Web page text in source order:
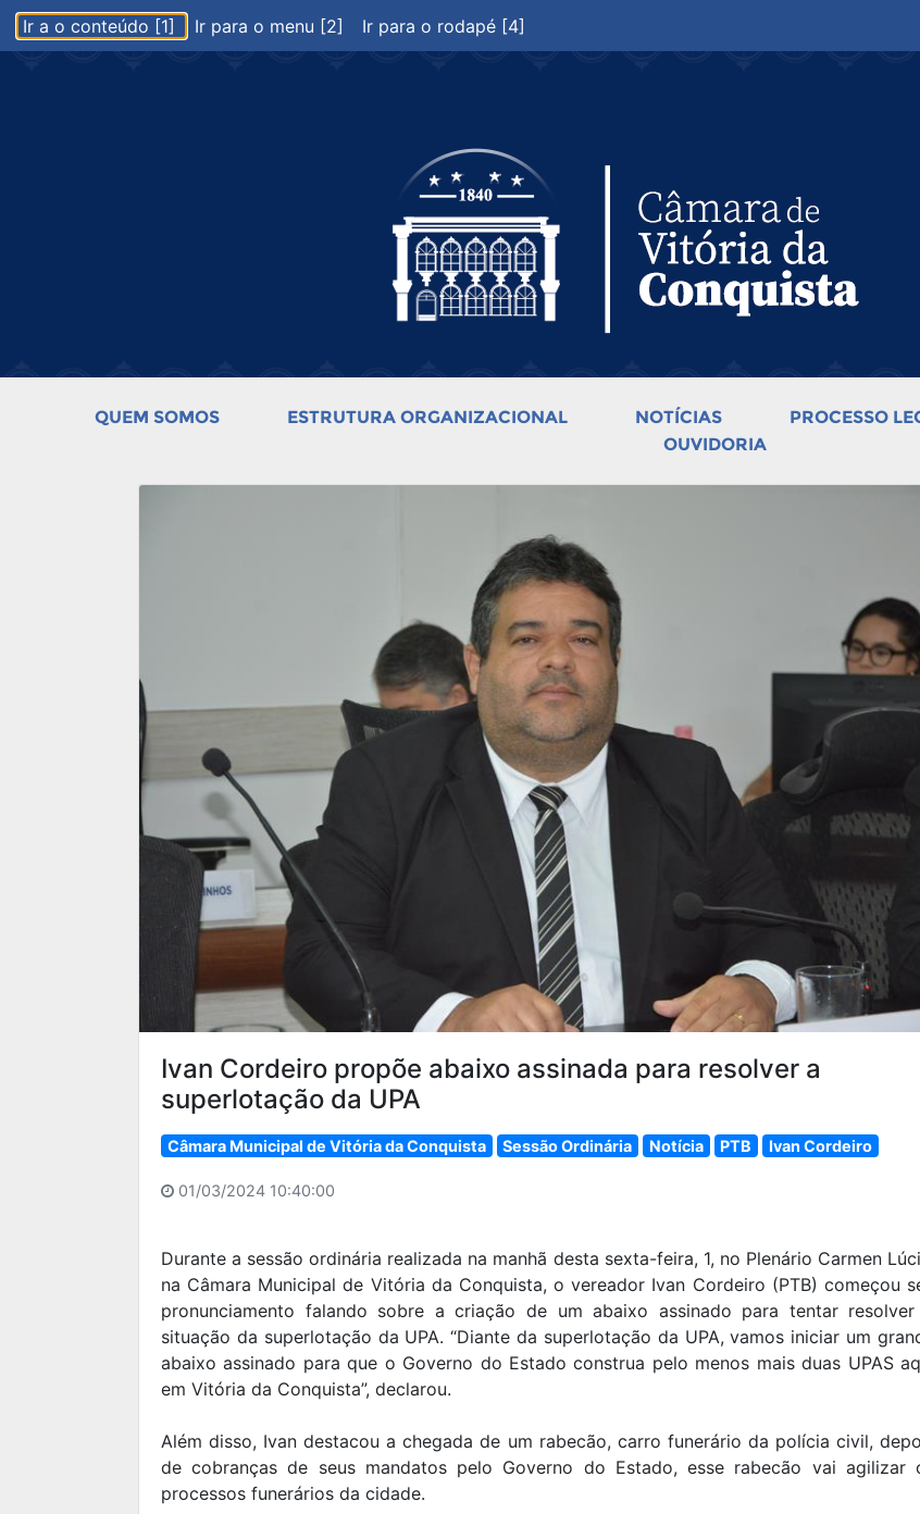
Ir a o conteúdo [1] Ir para o menu [2] Ir para o rodapé [4]
QUEM SOMOS ESTRUTURA ORGANIZACIONAL NOTÍCIAS PROCESSO
OUVIDORIA
Ivan Cordeiro propõe abaixo assinada para resolver a
superlotação da UPA
Câmara Municipal de Vitória da Conquista Sessão Ordinária Notícia PTB Ivan Cordeiro
01/03/2024 10:40:00
Durante a sessão ordinária realizada na manhã desta sexta-feira, 1, no Plenário Carmen
na Câmara Municipal de Vitória da Conquista, o vereador Ivan Cordeiro (PTB) começou
pronunciamento falando sobre a criação de um abaixo assinado para tentar
situação da superlotação da UPA. “Diante da superlotação da UPA, vamos iniciar um
abaixo assinado para que o Governo do Estado construa pelo menos mais duas UPAS
em Vitória da Conquista”, declarou.
Além disso, Ivan destacou a chegada de um rabecão, carro funerário da polícia civil,
de cobranças de seus mandatos pelo Governo do Estado, esse rabecão vai agilizar
processos funerários da cidade.